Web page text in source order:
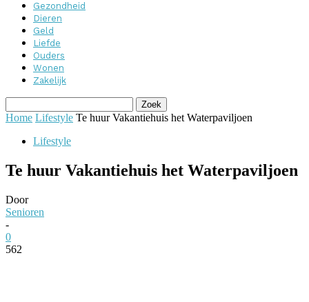
Gezondheid
Dieren
Geld
Liefde
Ouders
Wonen
Zakelijk
Home Lifestyle Te huur Vakantiehuis het Waterpaviljoen
Lifestyle
Te huur Vakantiehuis het Waterpaviljoen
Door
Senioren
-
0
562